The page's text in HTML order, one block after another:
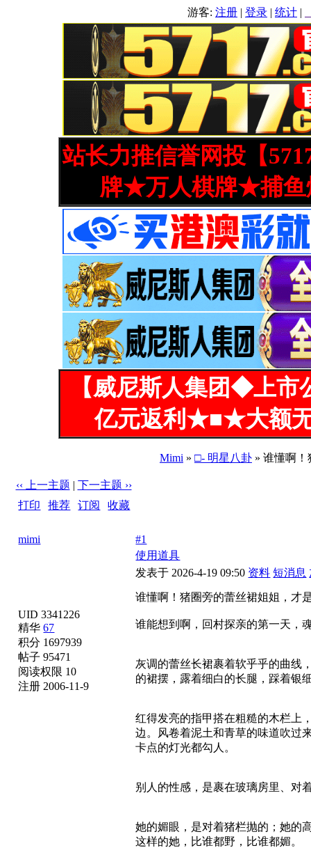
游客: 注册 | 登录 | 统计 |
站长力推信誉网投【
牌★万人棋牌★捕鱼
【威尼斯人集团◆上
亿元返利★■★大额
Mimi » □- 明星八卦» 谁懂啊！
‹‹ 上一主题 | 下一主题 ››
打印 |推荐 |订阅 |收藏
mimi
UID 3341226
精华67
积分 1697939
帖子 95471
阅读权限 10
注册 2006-11-9
#1
使用道具
发表于 2026-4-19 09:50 资料 短消息
谁懂啊！猪圈旁的蕾丝裙姐姐，才
谁能想到啊，回村探亲的第一天，
灰调的蕾丝长裙裹着软乎乎的曲线
的裙摆，露着细白的长腿，踩着银
红得发亮的指甲搭在粗糙的木栏上
边。风卷着泥土和青草的味道吹过
卡点的灯光都勾人。
别人的性感，是裹在玻璃房里、对
她的媚眼，是对着猪栏抛的；她的
这样的她，比谁都野，比谁都媚。